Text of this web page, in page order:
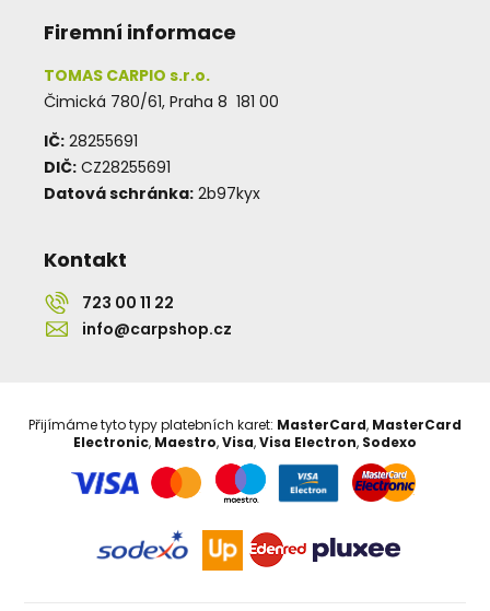
Firemní informace
TOMAS CARPIO s.r.o.
Čimická 780/61, Praha 8 181 00
IČ: 28255691
DIČ: CZ28255691
Datová schránka: 2b97kyx
Kontakt
723 00 11 22
info@carpshop.cz
Přijímáme tyto typy platebních karet: MasterCard, MasterCard
Electronic, Maestro,Visa,Visa Electron, Sodexo